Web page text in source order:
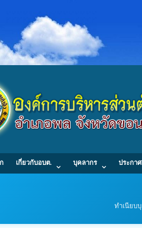
เกี่ยวกับอบต. บุคลากร ประกาศ
ทำเนียบ